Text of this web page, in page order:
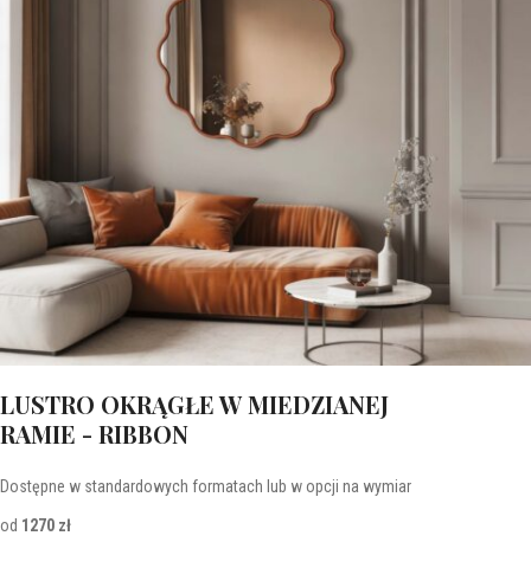
LUSTRO OKRĄGŁE W MIEDZIANEJ
RAMIE - RIBBON
Dostępne w standardowych formatach lub w opcji na wymiar
od 1270 zł